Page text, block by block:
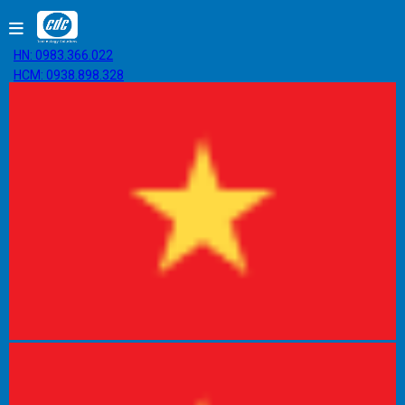
HN: 0983.366.022
HCM: 0938.898.328